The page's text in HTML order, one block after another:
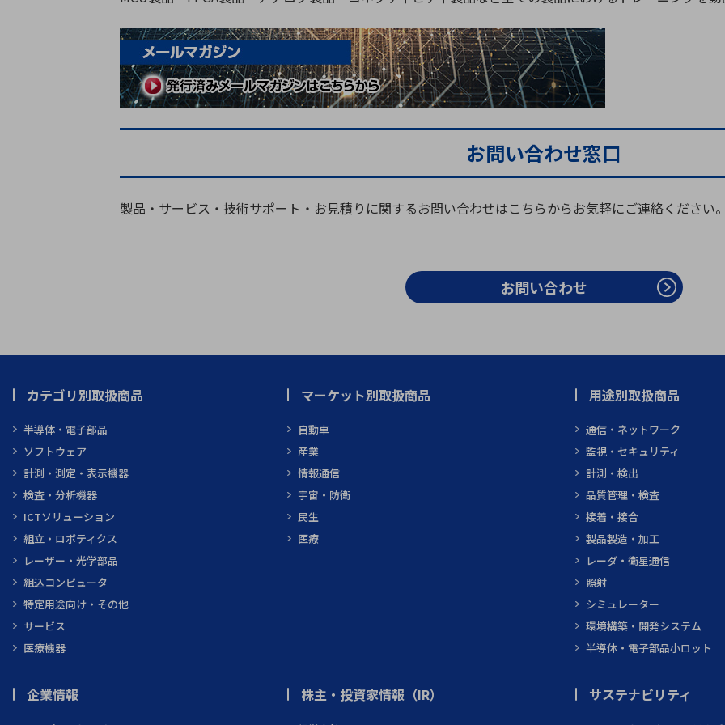
お問い合わせ窓口
製品・サービス・技術サポート・お見積りに関するお問い合わせはこちらからお気軽にご連絡ください
お問い合わせ
カテゴリ別取扱商品
半導体・電子部品
ソフトウェア
計測・測定・表示機器
検査・分析機器
ICTソリューション
組立・ロボティクス
レーザー・光学部品
組込コンピュータ
特定用途向け・その他
サービス
医療機器
マーケット別取扱商品
自動車
産業
情報通信
宇宙・防衛
民生
医療
用途別取扱商品
通信・ネットワーク
監視・セキュリティ
計測・検出
品質管理・検査
接着・接合
製品製造・加工
レーダ・衛星通信
照射
シミュレーター
環境構築・開発システム
半導体・電子部品小ロット
企業情報 株主・投資家情報（IR） サステナビリティ